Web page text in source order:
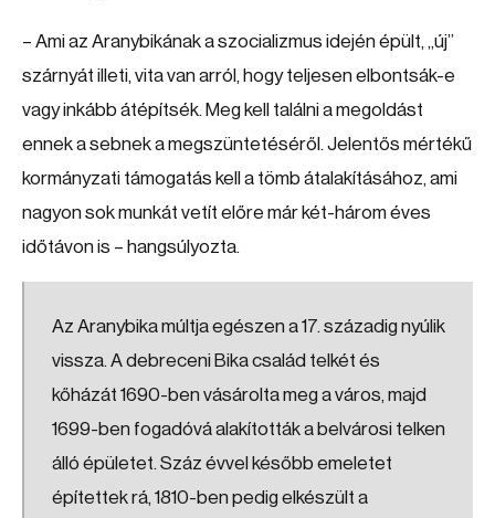
– Ami az Aranybikának a szocializmus idején épült, „új”
szárnyát illeti, vita van arról, hogy teljesen elbontsák-e
vagy inkább átépítsék. Meg kell találni a megoldást
ennek a sebnek a megszüntetéséről. Jelentős mértékű
kormányzati támogatás kell a tömb átalakításához, ami
nagyon sok munkát vetít előre már két-három éves
időtávon is – hangsúlyozta.
Az Aranybika múltja egészen a 17. századig nyúlik
vissza. A debreceni Bika család telkét és
kőházát 1690-ben vásárolta meg a város, majd
1699-ben fogadóvá alakították a belvárosi telken
álló épületet. Száz évvel később emeletet
építettek rá, 1810-ben pedig elkészült a